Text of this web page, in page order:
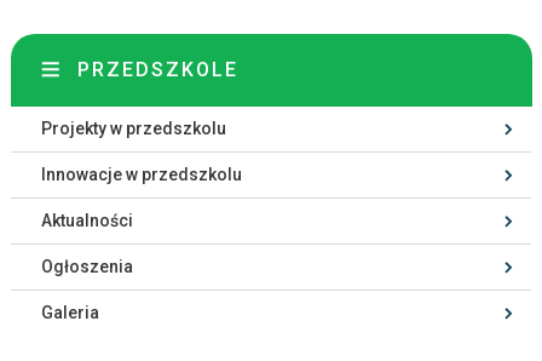
PRZEDSZKOLE
Projekty w przedszkolu
Innowacje w przedszkolu
Aktualności
Ogłoszenia
Galeria